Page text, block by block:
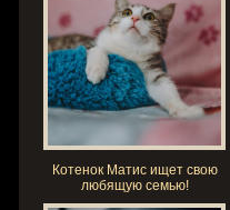
Котенок Матис ищет свою
любящую семью!